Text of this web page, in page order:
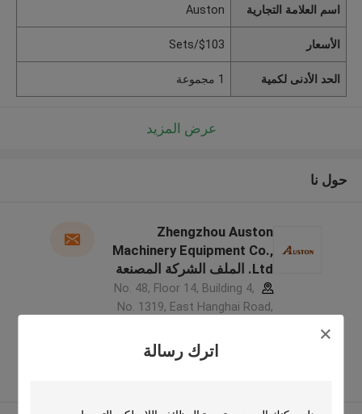
اترك رسالة
اسم العلامة التجارية Auston
الأسعار $103/Sets
الحد الأدنى لكمية 1 مجموعة
عرض المزيد
حول نا
Zhengzhou Auston
Machinery Equipment Co.,
Ltd. الملف الشركة المصنعة
No. 48, Floor 14, Building 4,
No. 1319, East Hanghai Road,
Free Trade Zone ,الصين